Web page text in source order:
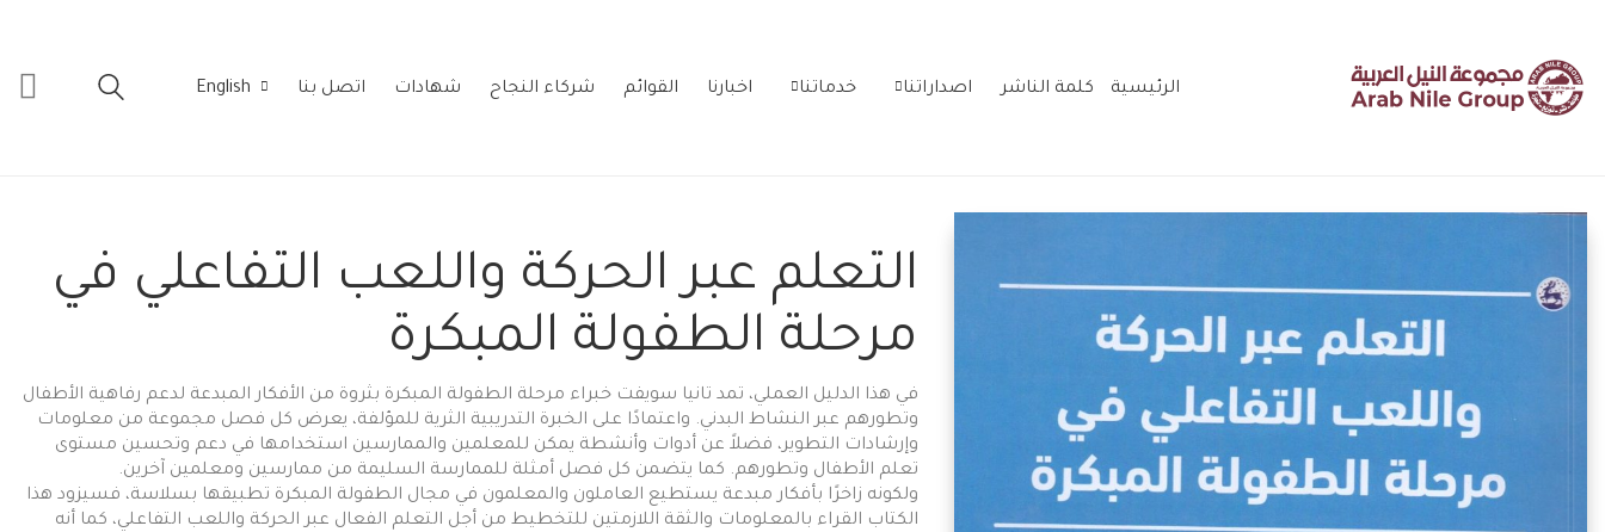
الرئيسية كلمة الناشر اصداراتنا خدماتنا اخبارنا القوائم شركاء النجاح شهادات اتصل بنا English
التعلم عبر الحركة واللعب التفاعلي في
مرحلة الطفولة المبكرة
في هذا الدليل العملي، تمد تانيا سويفت خبراء مرحلة الطفولة المبكرة بثروة من الأفكار المبدعة لدعم رفاهية الأطفال
وتطورهم عبر النشاط البدني. واعتمادًا على الخبرة التدريبية الثرية للمؤلفة، يعرض كل فصل مجموعة من معلومات
وإرشادات التطوير، فضلاً عن أدوات وأنشطة يمكن للمعلمين والممارسين استخدامها في دعم وتحسين مستوى
تعلم الأطفال وتطورهم. كما يتضمن كل فصل أمثلة للممارسة السليمة من ممارسين ومعلمين آخرين.
ولكونه زاخرًا بأفكار مبدعة يستطيع العاملون والمعلمون في مجال الطفولة المبكرة تطبيقها بسلاسة، فسيزود هذا
الكتاب القراء بالمعلومات والثقة اللازمتين للتخطيط من أجل التعلم الفعال عبر الحركة واللعب التفاعلي، كما أنه